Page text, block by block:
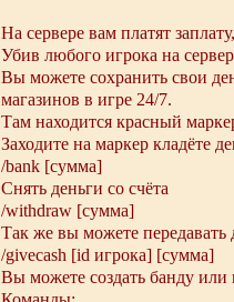
На сервере вам платят
Убив любого игрока на
Вы можете сохранить свои
магазинов в игре 24/7.
Там находится красный
Заходите на маркер кладёте
/bank [сумма]
Снять деньги со счёта
/withdraw [сумма]
Так же вы можете
/givecash [id игрока] [сумма]
Вы можете создать банду